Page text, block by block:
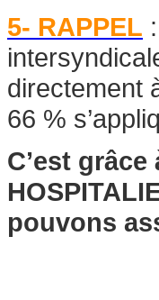
5- RAPPEL
directement
66 %
C’est
pouvons